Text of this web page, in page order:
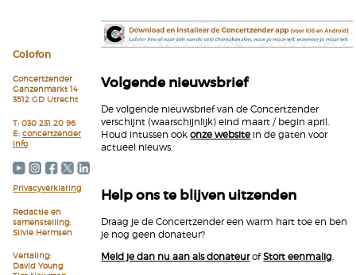
Colofon
Concertzender
Ganzenmarkt 14
3512 GD Utrecht
T: 030 231 20 96
E:concertzender
info
Privacyverklaring
Redactie en
samenstelling:
Silvie Hermsen
Vertaling:
David Young
Volgende nieuwsbrief
De volgende nieuwsbrief van de Concertzender
verschijnt (waarschijnlijk) eind maart / begin april.
Houd intussen ookonze website in de gaten voor
actueel nieuws.
Help ons te blijven uitzenden
Draag je de Concertzender een warm hart toe en ben
je nog geen donateur?
Meld je dan nu aan als donateurofStort eenmalig.